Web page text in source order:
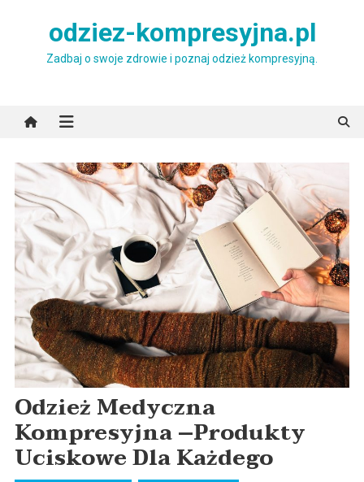
odziez-kompresyjna.pl
Zadbaj o swoje zdrowie i poznaj odzież kompresyjną.
Odzież Medyczna
Kompresyjna –produkty
Uciskowe Dla Każdego